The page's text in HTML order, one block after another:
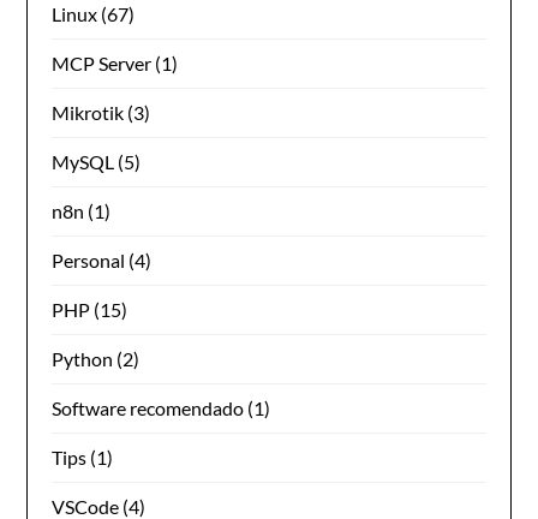
Linux (67)
MCP Server (1)
Mikrotik (3)
MySQL (5)
n8n (1)
Personal (4)
PHP (15)
Python (2)
Software recomendado (1)
Tips (1)
VSCode (4)